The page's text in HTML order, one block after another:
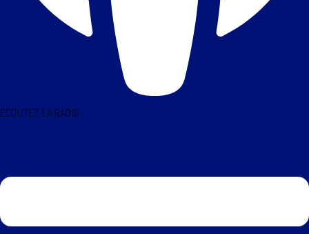
ÉCOUTEZ LA RADIO